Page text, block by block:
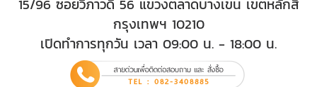
15/96 ซอยวิภาวดี 56 แขวงตลาดบางเขน เขตหลักสี่
กรุงเทพฯ 10210
เปิดทำการทุกวัน เวลา 09:00 น. - 18:00 น.